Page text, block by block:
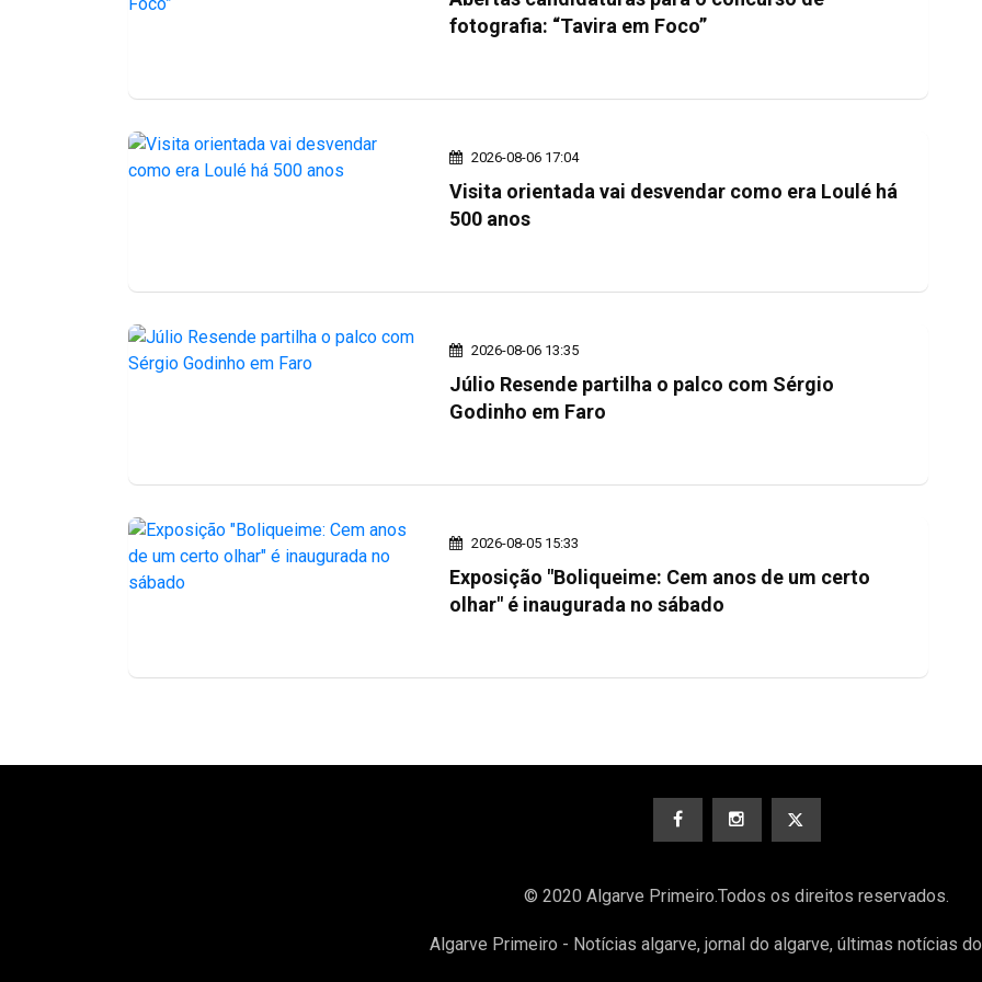
fotografia: “Tavira em Foco”
2026-08-06 17:04
Visita orientada vai desvendar como era Loulé há
500 anos
2026-08-06 13:35
Júlio Resende partilha o palco com Sérgio
Godinho em Faro
2026-08-05 15:33
Exposição "Boliqueime: Cem anos de um certo
olhar" é inaugurada no sábado
© 2020 Algarve Primeiro.Todos os direitos reservados.
Algarve Primeiro - Notícias algarve, jornal do algarve, últimas notícias